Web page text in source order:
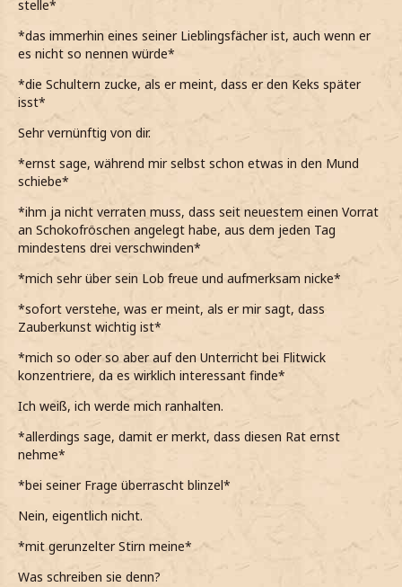
stelle*
*das immerhin eines seiner Lieblingsfächer ist, auch wenn er
es nicht so nennen würde*
*die Schultern zucke, als er meint, dass er den Keks später
isst*
Sehr vernünftig von dir.
*ernst sage, während mir selbst schon etwas in den Mund
schiebe*
*ihm ja nicht verraten muss, dass seit neuestem einen Vorrat
an Schokofröschen angelegt habe, aus dem jeden Tag
mindestens drei verschwinden*
*mich sehr über sein Lob freue und aufmerksam nicke*
*sofort verstehe, was er meint, als er mir sagt, dass
Zauberkunst wichtig ist*
*mich so oder so aber auf den Unterricht bei Flitwick
konzentriere, da es wirklich interessant finde*
Ich weiß, ich werde mich ranhalten.
*allerdings sage, damit er merkt, dass diesen Rat ernst
nehme*
*bei seiner Frage überrascht blinzel*
Nein, eigentlich nicht.
*mit gerunzelter Stirn meine*
Was schreiben sie denn?